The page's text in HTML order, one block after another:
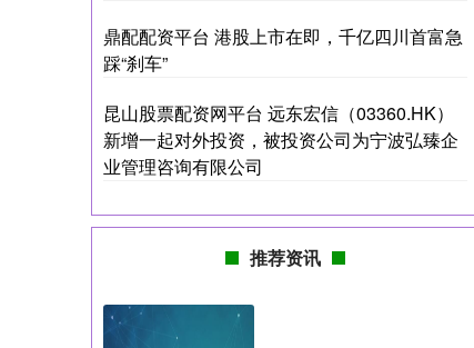
鼎配配资平台 港股上市在即，千亿四川首富急
踩“刹车”
昆山股票配资网平台 远东宏信（03360.HK）
新增一起对外投资，被投资公司为宁波弘臻企
业管理咨询有限公司
推荐资讯